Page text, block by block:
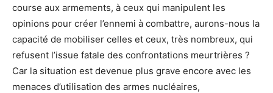
course aux armements, à ceux qui manipulent les
opinions pour créer l’ennemi à combattre, aurons-nous la
capacité de mobiliser celles et ceux, très nombreux, qui
refusent l’issue fatale des confrontations meurtrières ?
Car la situation est devenue plus grave encore avec les
menaces d’utilisation des armes nucléaires,